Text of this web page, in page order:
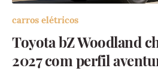
carros elétricos
Toyota bZ Woodland
2027 com perfil